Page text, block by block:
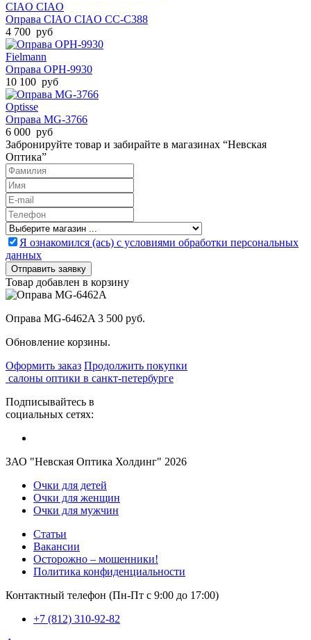
CIAO CIAO
Оправа CIAO CIAO CC-C388
4 700 руб
Fielmann
Оправа ОРН-9930
10 100 руб
Optisse
Оправа MG-3766
6 000 руб
Забронируйте товар и забирайте в магазинах “Невская
Оптика”
Я ознакомился (ась) с условиями обработки персональных
данных
Товар добавлен в корзину
Оправа MG-6462A 3 500 руб.
Обновление корзины.
Оформить заказ Продолжить покупки
салоны оптики в санкт-петербурге
Подписывайтесь в
социальных сетях:
ЗАО "Невская Оптика Холдинг" 2026
Очки для детей
Очки для женщин
Очки для мужчин
Статьи
Вакансии
Осторожно – мошенники!
Политика конфиденциальности
Контактный телефон (Пн-Пт с 9:00 до 17:00)
+7 (812) 310-92-82